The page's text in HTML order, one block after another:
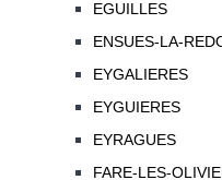
EGUILLES
ENSUES-LA-
EYGALIERES
EYGUIERES
EYRAGUES
FARE-LES-